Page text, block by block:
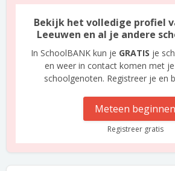
Bekijk het volledige profiel
Leeuwen en al je andere
In SchoolBANK kun je GRATIS je
en weer in contact komen met
schoolgenoten. Registreer je en
Meteen beginnen
Registreer gratis